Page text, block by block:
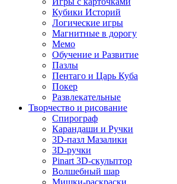
Кубики Историй
Логические игры
Магнитные в дорогу
Мемо
Обучение и Развитие
Пазлы
Пентаго и Царь Куба
Покер
Развлекательные
Творчество и рисование
Спирограф
Карандаши и Ручки
3D-пазл Мазалики
3D-ручки
Pinart 3D-скульптор
Волшебный шар
Мишки-раскраски